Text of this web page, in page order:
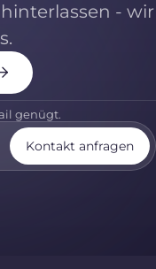
- wir
genügt.
Kontakt anfragen